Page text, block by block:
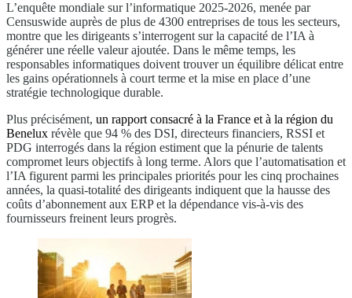
L’enquête mondiale sur l’informatique 2025-2026, menée par
Censuswide auprès de plus de 4300 entreprises de tous les secteurs,
montre que les dirigeants s’interrogent sur la capacité de l’IA à
générer une réelle valeur ajoutée. Dans le même temps, les
responsables informatiques doivent trouver un équilibre délicat entre
les gains opérationnels à court terme et la mise en place d’une
stratégie technologique durable.
Plus précisément, un rapport consacré à la France et à la région du
Benelux révèle que 94 % des DSI, directeurs financiers, RSSI et
PDG interrogés dans la région estiment que la pénurie de talents
compromet leurs objectifs à long terme. Alors que l’automatisation et
l’IA figurent parmi les principales priorités pour les cinq prochaines
années, la quasi-totalité des dirigeants indiquent que la hausse des
coûts d’abonnement aux ERP et la dépendance vis-à-vis des
fournisseurs freinent leurs progrès.